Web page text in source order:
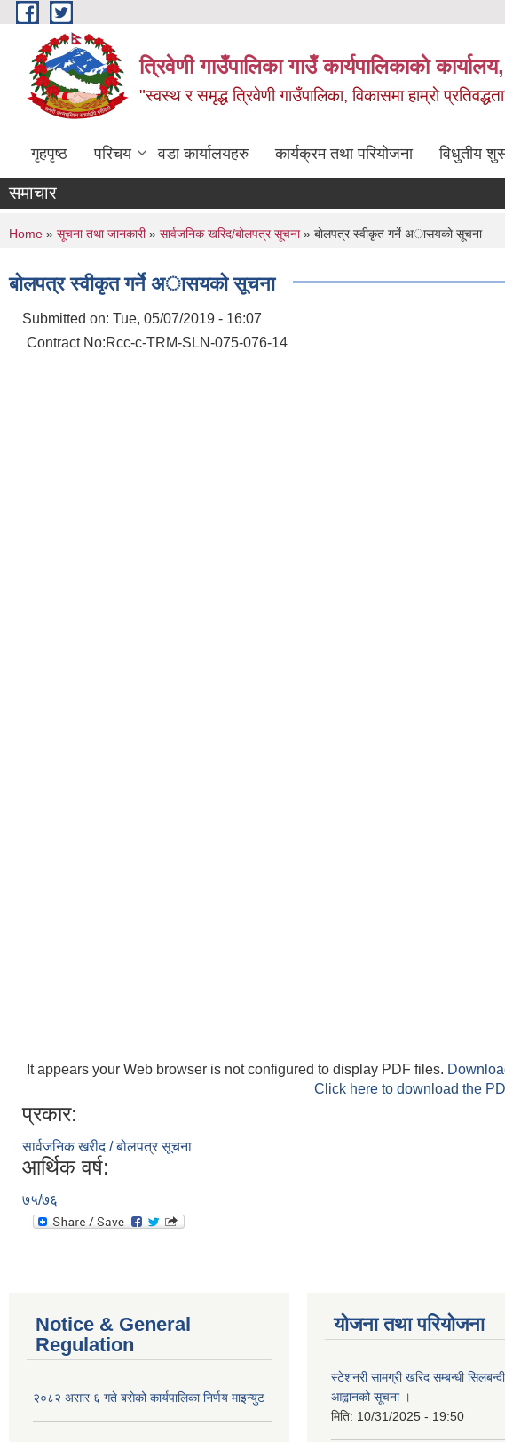
Skip to main content
त्रिवेणी गाउँपालिका गाउँ कार्यपालिकाकाे
"स्वस्थ र समृद्ध त्रिवेणी गाउँपालिका, विकासमा हाम्राे
गृहपृष्ठ परिचय वडा कार्यालयहरु कार्यक्रम तथा परियोजना विधुतीय
समाचार
You are here
Home » सूचना तथा जानकारी» सार्वजनिक खरिद/बोलपत्र सूचना» बाेलपत्र स्वीकृत गर्ने अासयकाे सूचना
बाेलपत्र स्वीकृत गर्ने अासयकाे सूचना
Submitted on: Tue, 05/07/2019 - 16:07
Contract No:Rcc-c-TRM-SLN-075-076-14
It appears your Web browser is not configured to display PDF files.
Click here to download the
प्रकार:
सार्वजनिक खरीद / बोलपत्र सूचना
आर्थिक वर्ष:
७५/७६
Notice & General
Regulation
२०८२ असार ६ गते बसेको कार्यपालिका निर्णय माइन्युट
योजना तथा परियोजना
स्टेशनरी सामग्री खरिद सम्बन्धी
आह्वानको सूचना ।
मिति: 10/31/2025 - 19:50